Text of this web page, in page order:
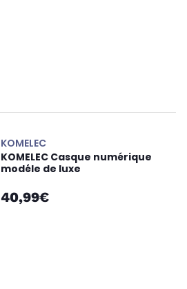
KOMELEC
KOMELEC Casque numérique
modéle de luxe
40,99€